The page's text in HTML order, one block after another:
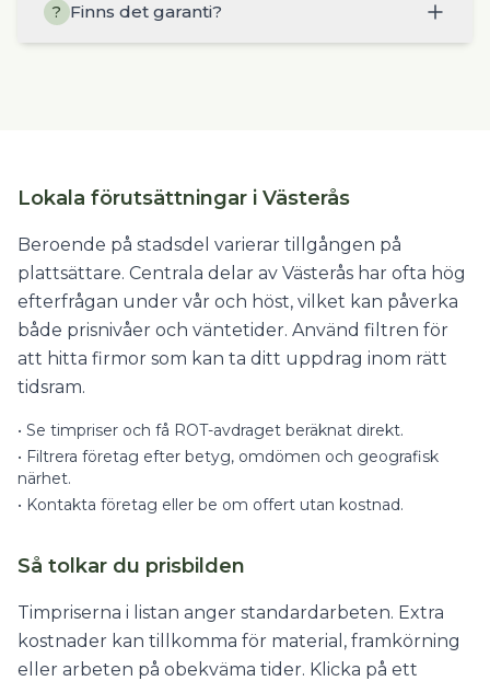
? Finns det garanti?
Lokala förutsättningar i Västerås
Beroende på stadsdel varierar tillgången på
plattsättare. Centrala delar av Västerås har ofta hög
efterfrågan under vår och höst, vilket kan påverka
både prisnivåer och väntetider. Använd filtren för
att hitta firmor som kan ta ditt uppdrag inom rätt
tidsram.
• Se timpriser och få ROT-avdraget beräknat direkt.
• Filtrera företag efter betyg, omdömen och geografisk
närhet.
• Kontakta företag eller be om offert utan kostnad.
Så tolkar du prisbilden
Timpriserna i listan anger standardarbeten. Extra
kostnader kan tillkomma för material, framkörning
eller arbeten på obekväma tider. Klicka på ett